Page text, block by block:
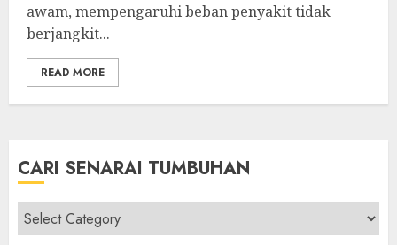
awam, mempengaruhi beban penyakit tidak
berjangkit...
READ MORE
CARI SENARAI TUMBUHAN
Cari
Senarai